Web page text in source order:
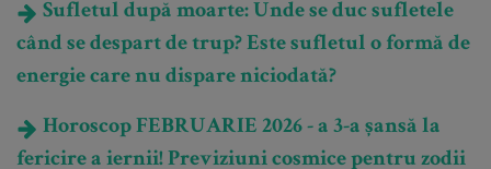
Sufletul după moarte: Unde se duc sufletele
când se despart de trup? Este sufletul o formă de
energie care nu dispare niciodată?
Horoscop FEBRUARIE 2026 - a 3-a șansă la
fericire a iernii! Previziuni cosmice pentru zodii